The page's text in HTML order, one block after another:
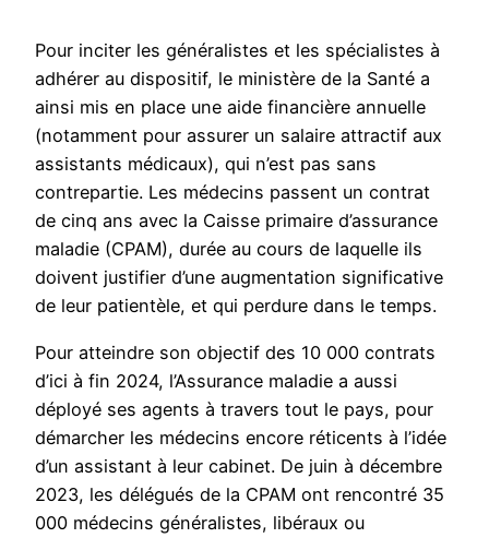
Pour inciter les généralistes et les spécialistes à
adhérer au dispositif, le ministère de la Santé a
ainsi mis en place une aide financière annuelle
(notamment pour assurer un salaire attractif aux
assistants médicaux), qui n’est pas sans
contrepartie. Les médecins passent un contrat
de cinq ans avec la Caisse primaire d’assurance
maladie (CPAM), durée au cours de laquelle ils
doivent justifier d’une augmentation significative
de leur patientèle, et qui perdure dans le temps.
Pour atteindre son objectif des 10 000 contrats
d’ici à fin 2024, l’Assurance maladie a aussi
déployé ses agents à travers tout le pays, pour
démarcher les médecins encore réticents à l’idée
d’un assistant à leur cabinet. De juin à décembre
2023, les délégués de la CPAM ont rencontré 35
000 médecins généralistes, libéraux ou